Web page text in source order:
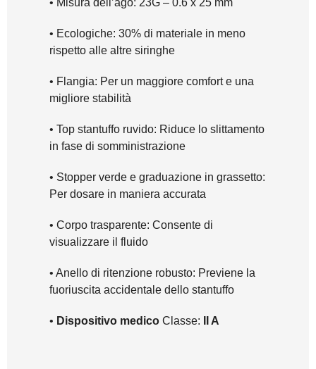
• Misura dell’ago: 23G – 0.6 x 25 mm
• Ecologiche: 30% di materiale in meno
rispetto alle altre siringhe
• Flangia: Per un maggiore comfort e una
migliore stabilità
• Top stantuffo ruvido: Riduce lo slittamento
in fase di somministrazione
• Stopper verde e graduazione in grassetto:
Per dosare in maniera accurata
• Corpo trasparente: Consente di
visualizzare il fluido
• Anello di ritenzione robusto: Previene la
fuoriuscita accidentale dello stantuffo
• Dispositivo medico Classe: II A